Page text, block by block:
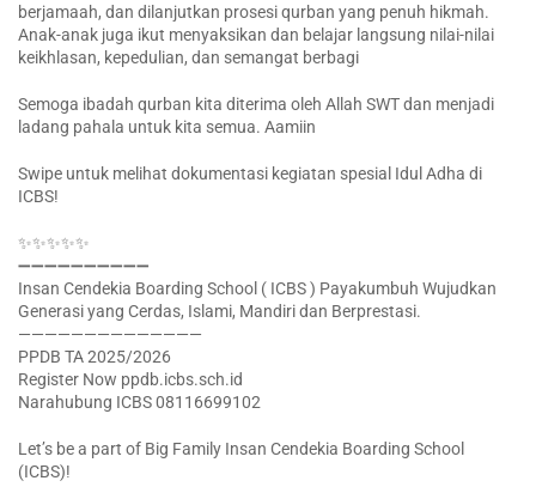
berjamaah, dan dilanjutkan prosesi qurban yang penuh hikmah.
Anak-anak juga ikut menyaksikan dan belajar langsung nilai-nilai
keikhlasan, kepedulian, dan semangat berbagi
Semoga ibadah qurban kita diterima oleh Allah SWT dan menjadi
ladang pahala untuk kita semua. Aamiin
Swipe untuk melihat dokumentasi kegiatan spesial Idul Adha di
ICBS!
✨✨✨✨✨
➖➖➖➖➖➖➖➖➖➖
Insan Cendekia Boarding School ( ICBS ) Payakumbuh Wujudkan
Generasi yang Cerdas, Islami, Mandiri dan Berprestasi.
——————————————
PPDB TA 2025/2026
Register Now ppdb.icbs.sch.id
Narahubung ICBS 08116699102
Let’s be a part of Big Family Insan Cendekia Boarding School
(ICBS)!